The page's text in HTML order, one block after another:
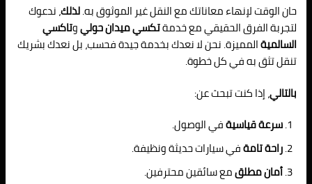
حان الوقت لإنهاء معاناتك مع النقل غير الموثوق به.لذلك، ندعوك
لتجربة الفرق الحقيقي مع خدمةتكسي ميدان حوليوتاكسي
السالميةالمميزة. نحن لا نعدك بخدمة جيدة فحسب، بل نعدك بشريك
تنقل تثق به في كل خطوة.
بالتالي، إذا كنت تبحث عن:
سرعة قياسيةفي الوصول.
راحة تامةفي سيارات حديثة ونظيفة.
أمان مطلقمع سائقين محترفين.